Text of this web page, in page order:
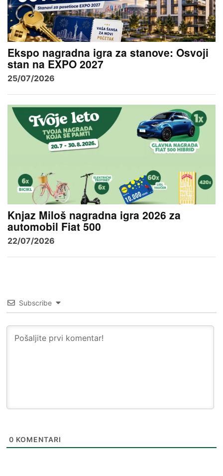
Ekspo nagradna igra za stanove: Osvoji
stan na EXPO 2027
25/07/2026
Knjaz Miloš nagradna igra 2026 za
automobil Fiat 500
22/07/2026
Subscribe
0 KOMENTARI